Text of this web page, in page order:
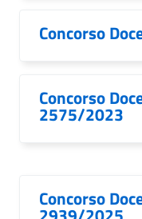
Concorso
Concorso
2575/2023
Concorso